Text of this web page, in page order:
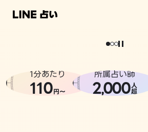
相談事例
どうせなら
。
1分あたり
110円〜
所属占い師
2,000人
超